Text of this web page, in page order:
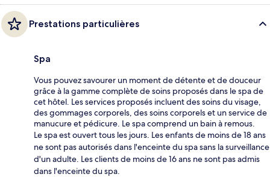
Prestations particulières
Spa
Vous pouvez savourer un moment de détente et de douceur
grâce à la gamme complète de soins proposés dans le spa de
cet hôtel. Les services proposés incluent des soins du visage,
des gommages corporels, des soins corporels et un service de
manucure et pédicure. Le spa comprend un bain à remous.
Le spa est ouvert tous les jours. Les enfants de moins de 18 ans
ne sont pas autorisés dans l'enceinte du spa sans la surveillance
d'un adulte. Les clients de moins de 16 ans ne sont pas admis
dans l'enceinte du spa.